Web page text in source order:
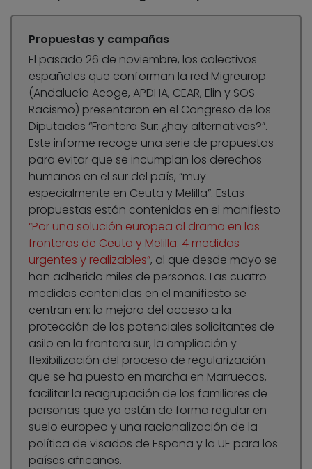
Propuestas y campañas
El pasado 26 de noviembre, los colectivos
españoles que conforman la red Migreurop
(Andalucía Acoge, APDHA, CEAR, Elin y SOS
Racismo) presentaron en el Congreso de los
Diputados “Frontera Sur: ¿hay alternativas?”.
Este informe recoge una serie de propuestas
para evitar que se incumplan los derechos
humanos en el sur del país, “muy
especialmente en Ceuta y Melilla”. Estas
propuestas están contenidas en el manifiesto
“Por una solución europea al drama en las
fronteras de Ceuta y Melilla: 4 medidas
urgentes y realizables”, al que desde mayo se
han adherido miles de personas. Las cuatro
medidas contenidas en el manifiesto se
centran en: la mejora del acceso a la
protección de los potenciales solicitantes de
asilo en la frontera sur, la ampliación y
flexibilización del proceso de regularización
que se ha puesto en marcha en Marruecos,
facilitar la reagrupación de los familiares de
personas que ya están de forma regular en
suelo europeo y una racionalización de la
política de visados de España y la UE para los
países africanos.